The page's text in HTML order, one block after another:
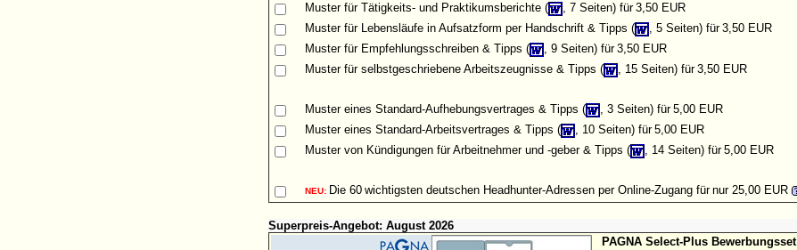
Musterfür Tätigkeits- und Praktikumsberichte ( , 7 Seiten) für 3,50 EUR
Musterfür Lebensläufe in Aufsatzform per Handschrift & Tipps ( , 5 Seiten) für 3,50 EUR
Muster für Empfehlungsschreiben & Tipps (
, 9 Seiten) für 3,50 EUR
Muster für selbstgeschriebene Arbeitszeugnisse & Tipps (
, 15 Seiten) für 3,50 EUR
Muster eines Standard-Aufhebungsvertrages & Tipps ( , 3 Seiten) für 5,00 EUR
Muster eines Standard-Arbeitsvertrages & Tipps (
, 10 Seiten) für 5,00 EUR
Muster von Kündigungen für Arbeitnehmer und -geber & Tipps (
, 14 Seiten) für 5,00 EUR
NEU: Die 60 wichtigsten deutschen Headhunter-Adressen per Online-Zugang für nur 25,00 EUR
Superpreis-Angebot: August 2026
PAGNA Select-Plus Bewerbungsset